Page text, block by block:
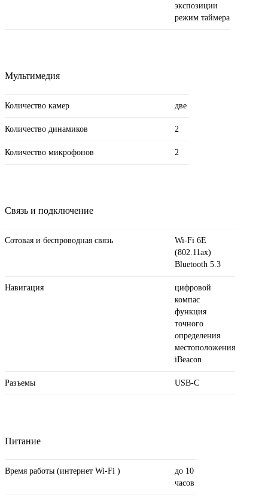
экспозиции
режим таймера
Мультимедия
Количество камер две
Количество динамиков 2
Количество микрофонов 2
Связь и подключение
Сотовая и беспроводная связь
Wi-Fi 6E
(802.11ax)
Bluetooth 5.3
Навигация
цифровой
компас
функция
точного
определения
местоположения
iBeacon
Разъемы USB‑C
Питание
Время работы (интернет Wi-Fi )
до 10
часов